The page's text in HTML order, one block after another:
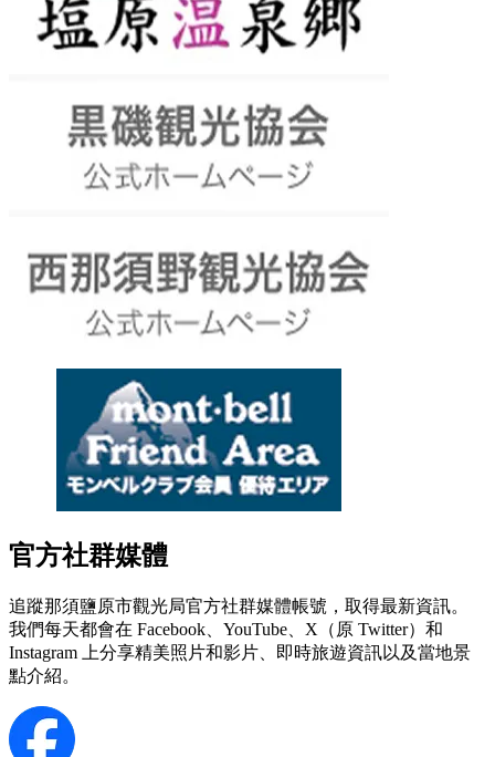
官方社群媒體
追蹤那須鹽原市觀光局官方社群媒體帳號，取得最新資訊。
我們每天都會在 Facebook、YouTube、X（原 Twitter）和
Instagram 上分享精美照片和影片、即時旅遊資訊以及當地景
點介紹。